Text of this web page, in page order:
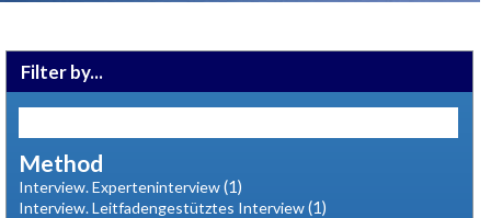
Filter by...
Method
Interview. Experteninterview(1)
Interview. Leitfadengestütztes Interview(1)